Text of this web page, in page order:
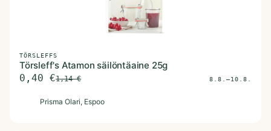
TÖRSLEFFS
Törsleff's Atamon säilöntäaine 25g
0,40 €1,14€ 8.8.–10.8.
Prisma Olari, Espoo